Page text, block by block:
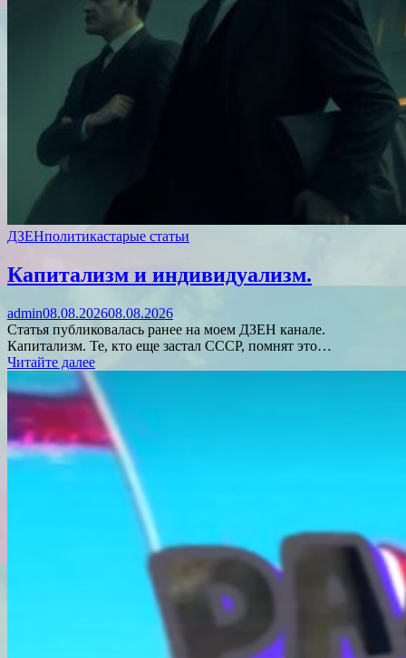
ДЗЕНполитикастарые статьи
Капитализм и индивидуализм.
admin08.08.202608.08.2026
Статья публиковалась ранее на моем ДЗЕН канале.
Капитализм. Те, кто еще застал СССР, помнят это…
Читайте далее